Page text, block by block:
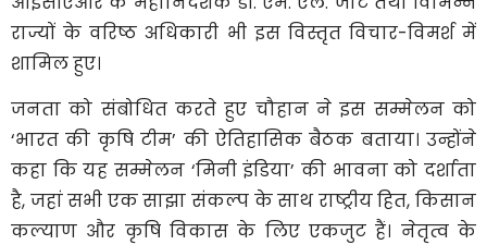
राज्यों के वरिष्ठ अधिकारी भी इस विस्तृत विचार-विमर्श में
शामिल हुए।
जनता को संबोधित करते हुए चौहान ने इस सम्मेलन को
‘भारत की कृषि टीम’ की ऐतिहासिक बैठक बताया। उन्होंने
कहा कि यह सम्मेलन ‘मिनी इंडिया’ की भावना को दर्शाता
है, जहां सभी एक साझा संकल्प के साथ राष्ट्रीय हित, किसान
कल्याण और कृषि विकास के लिए एकजुट हैं। नेतृत्व के